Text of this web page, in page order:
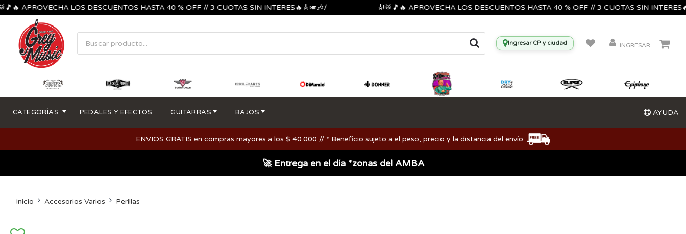
APROVECHA LOS DESCUENTOS HASTA 40 % OFF // 3 CUOTAS SIN INTERES🔥🎸🎺🎶/ 🎻🥁🎵🔥 APROVECHA LOS DESCUENTOS HASTA 40 % OFF // 3 CUOTAS SIN
Ingresar CP y ciudad INGRESAR
CATEGORÍAS PEDALES Y EFECTOS GUITARRAS BAJOS AYUDA
ENVIOS GRATIS en compras mayores a los $ 40.000 // * Beneficio sujeto a el peso, precio y la distancia del envío
🚀 Entrega en el día *zonas del AMBA
Inicio Accesorios Varios Perillas